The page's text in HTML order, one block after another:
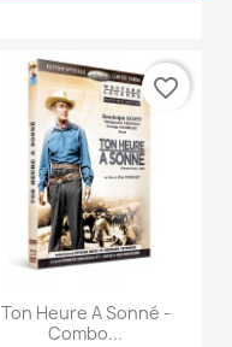
Ton Heure A Sonné -
Combo...
favorite_border